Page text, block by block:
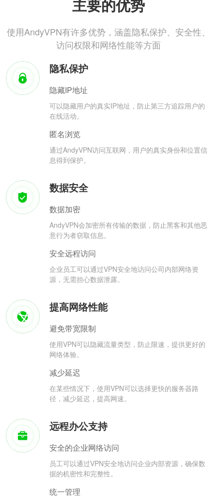
主要的优势
使用AndyVPN有许多优势，涵盖隐私保护、安全性、
访问权限和网络性能等方面
隐私保护
隐藏IP地址
可以隐藏用户的真实IP地址，防止第三方追踪用户的
在线活动。
匿名浏览
通过AndyVPN访问互联网，用户的真实身份和位置信
息得到保护。
数据安全
数据加密
AndyVPN会加密所有传输的数据，防止黑客和其他恶
意行为者窃取信息。
安全远程访问
企业员工可以通过VPN安全地访问公司内部网络资
源，无需担心数据泄露。
提高网络性能
避免带宽限制
使用VPN可以隐藏流量类型，防止限速，提供更好的
网络体验。
减少延迟
在某些情况下，使用VPN可以选择更快的服务器路
径，减少延迟，提高网速。
远程办公支持
安全的企业网络访问
员工可以通过VPN安全地访问企业内部资源，确保数
据的机密性和完整性。
统一管理